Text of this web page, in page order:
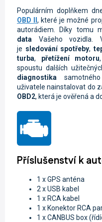
Populárním doplňkem
OBD II, které je možné
autorádiem. Díky tomu
data Vašeho vozidla.
je sledování spotřeby,
turba, přetížení motoru,
spoustu dalších
diagnostika
uživatele nainstalovat do
OBD2, která je ověřená a
Příslušenství k
1 x GPS anténa
2 x USB kabel
1 x RCA kabel
1 x Konektor RCA
1 x CANBUS box